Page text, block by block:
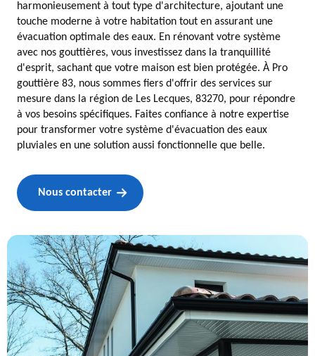
harmonieusement à tout type d'architecture, ajoutant une
touche moderne à votre habitation tout en assurant une
évacuation optimale des eaux. En rénovant votre système
avec nos gouttières, vous investissez dans la tranquillité
d'esprit, sachant que votre maison est bien protégée. À Pro
gouttière 83, nous sommes fiers d'offrir des services sur
mesure dans la région de Les Lecques, 83270, pour répondre
à vos besoins spécifiques. Faites confiance à notre expertise
pour transformer votre système d'évacuation des eaux
pluviales en une solution aussi fonctionnelle que belle.
Nous contacter